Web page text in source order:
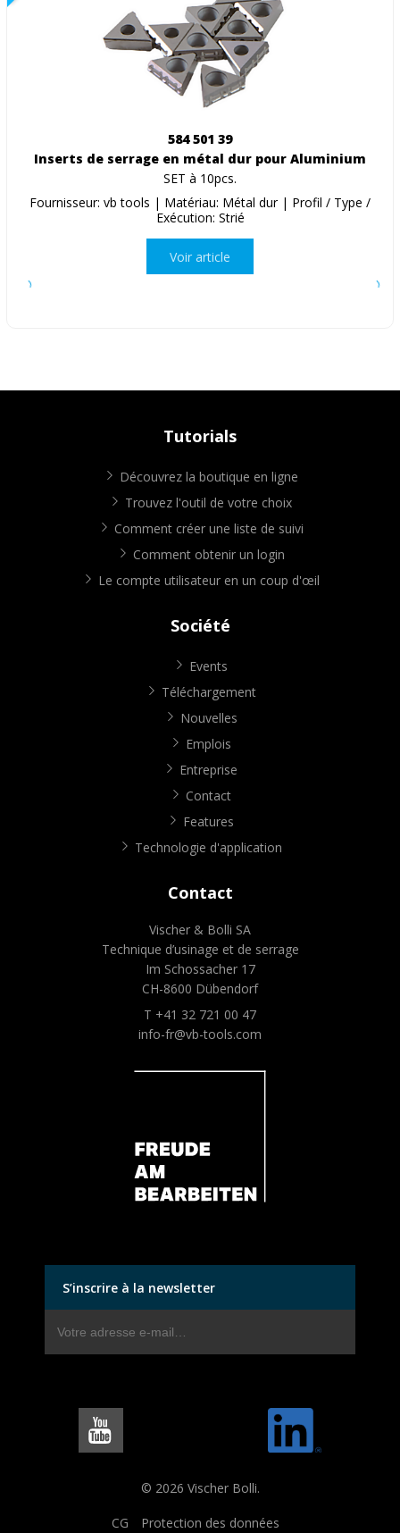
584 501 39
Inserts de serrage en métal dur pour Aluminium
SET à 10pcs.
Fournisseur: vb tools | Matériau: Métal dur | Profil / Type /
Exécution: Strié
Voir article
Tutorials
Découvrez la boutique en ligne
Trouvez l'outil de votre choix
Comment créer une liste de suivi
Comment obtenir un login
Le compte utilisateur en un coup d'œil
Société
Events
Téléchargement
Nouvelles
Emplois
Entreprise
Contact
Features
Technologie d'application
Contact
Vischer & Bolli SA
Technique d’usinage et de serrage
Im Schossacher 17
CH-8600 Dübendorf
T +41 32 721 00 47
info-fr@vb-tools.com
S’inscrire à la newsletter
© 2026 Vischer Bolli.
CG Protection des données